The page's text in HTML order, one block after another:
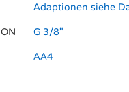
Adaptionen siehe
G 3/8"
AA4